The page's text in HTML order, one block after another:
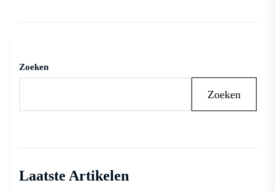
Zoeken
Zoeken
Laatste Artikelen